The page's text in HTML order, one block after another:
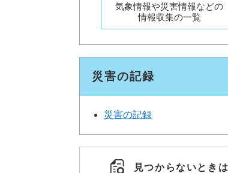
気象情報や災害情報などの
情報収集の一覧
災害の記録
災害の記録
見つからないときは